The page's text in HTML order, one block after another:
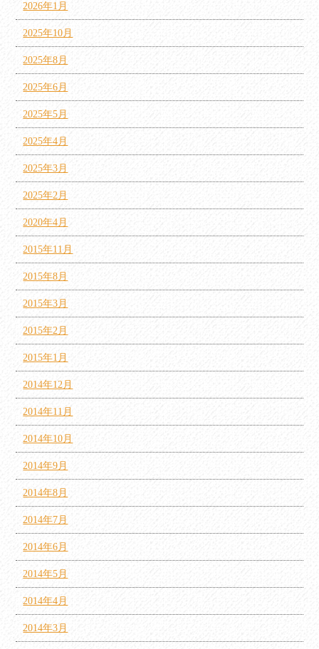
2026年1月
2025年10月
2025年8月
2025年6月
2025年5月
2025年4月
2025年3月
2025年2月
2020年4月
2015年11月
2015年8月
2015年3月
2015年2月
2015年1月
2014年12月
2014年11月
2014年10月
2014年9月
2014年8月
2014年7月
2014年6月
2014年5月
2014年4月
2014年3月